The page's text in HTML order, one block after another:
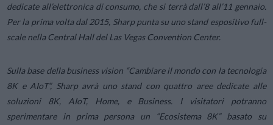
dedicate all’elettronica di consumo, che si terrà dall’8 all’11 gennaio.
Per la prima volta dal 2015, Sharp punta su uno stand espositivo full-
scale nella Central Hall del Las Vegas Convention Center.
Sulla base della business vision “Cambiare il mondo con la tecnologia
8K e AIoT”, Sharp avrà uno stand con quattro aree dedicate alle
soluzioni 8K, AIoT, Home, e Business. I visitatori potranno
sperimentare in prima persona un “Ecosistema 8K” basato su